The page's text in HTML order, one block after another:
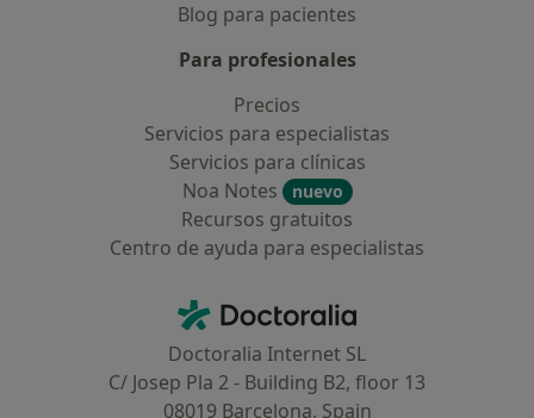
Blog para pacientes
Para profesionales
Precios
Servicios para especialistas
Servicios para clínicas
Noa Notes
nuevo
Recursos gratuitos
Centro de ayuda para especialistas
Doctoralia - Página de inicio
Doctoralia Internet SL
C/ Josep Pla 2 - Building B2, floor 13
08019 Barcelona, Spain